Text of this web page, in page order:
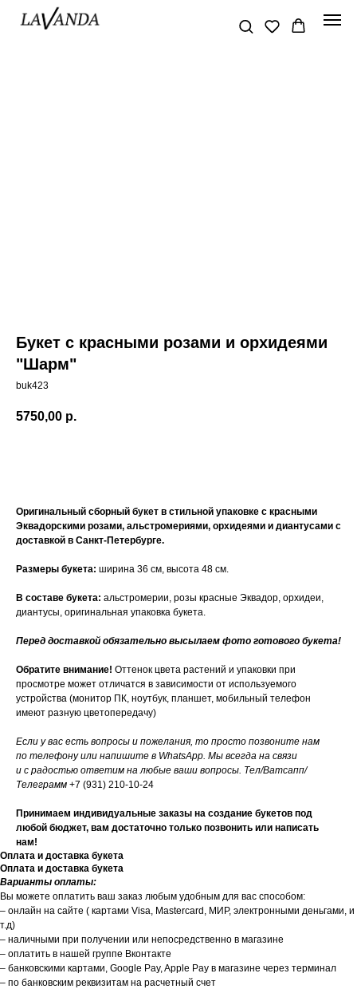
Букет с красными розами и орхидеями
"Шарм"
buk423
5750,00 р.
Оригинальный сборный букет в стильной упаковке с красными
Эквадорскими розами, альстромериями, орхидеями и диантусами с
доставкой в Санкт-Петербурге.
Размеры букета: ширина 36 см, высота 48 см.
В составе букета: альстромерии, розы красные Эквадор, орхидеи,
диантусы, оригинальная упаковка букета.
Перед доставкой обязательно высылаем фото готового букета!
Обратите внимание! Оттенок цвета растений и упаковки при
просмотре может отличатся в зависимости от используемого
устройства (монитор ПК, ноутбук, планшет, мобильный телефон
имеют разную цветопередачу)
Если у вас есть вопросы и пожелания, то просто позвоните нам
по телефону или напишите в WhatsApp. Мы всегда на связи
и с радостью ответим на любые ваши вопросы. Тел/Ватсапп/
Телеграмм +7 (931) 210-10-24
Принимаем индивидуальные заказы на создание букетов под
любой бюджет, вам достаточно только позвонить или написать
нам!
Оплата и доставка букета
Оплата и доставка букета
Варианты оплаты:
Вы можете оплатить ваш заказ любым удобным для вас способом:
– онлайн на сайте ( картами Visa, Mastercard, МИР, электронными деньгами, и
т.д)
– наличными при получении или непосредственно в магазине
– оплатить в нашей группе Вконтакте
– банковскими картами, Google Pay, Apple Pay в магазине через терминал
– по банковским реквизитам на расчетный счет